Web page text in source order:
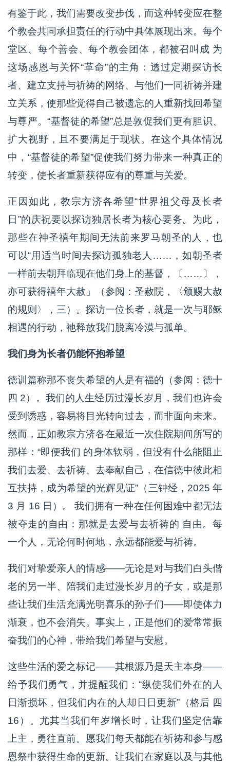
有鉴于此，我们需要改变步伐，而这种转变应在整
个教会共同承担责任的行动中具体展现出来。每个
堂区、每个善会、每个教会团体，都被召叫成 为
这场感恩与关怀“革命”的主角：透过定期探访长
者、建立支持与祈祷的网络、与他们一同祈祷并建
立关系，使那些觉得自己被遗忘的人重新找回希望
与尊严。“基督徒的希望”总是敦促我们更有胆识、
扩大视野，且不要满足于现状。在这个具体情况
中，“基督徒的希望”促使我们努力带来一种真正的
转变，使长者重新获得应有的尊重与关爱。
正因如此，教宗方济各希望“世界祖父母及长者
日”的庆祝要以探访独居长者为核心要务。为此，
那些在神圣禧年期间无法前来罗马朝圣的人，也
可以“用适当时间去探访孤独老人……，如朝圣者
一样前去朝拜临现在他们身上的基督，〔……〕，
亦可获得禧年大赦」（参阅：圣赦院，〈颁赐大赦
的规则〉，三）。探访一位长者，就是一次与耶稣
相遇的行动，祂释放我们脱离冷漠与孤单。
我们身为长者仍能怀抱希望
德训篇称那不丧失希望的人是有福的（参阅：德十
四 2）。我们的人生经历过漫长岁月，我们也许会
受到诱惑，容易将目光转向过去，而非面向未来。
然而，正如教宗方济各在最近一次住院期间所写的
那样：“即便我们 的身体软弱，但没有什么能阻止
我们去爱、去祈祷、去奉献自己，在信德中彼此相
互扶持，成为希望的光辉见证”（三钟经，2025 年
3 月 16 日）。 我们拥有一种在任何困难中都无法
被夺走的自由：那就是去爱与去祈祷的 自由。每
一个人，无论何时何地，永远都能爱与祈祷。
我们对挚爱亲人的情感——无论是对与我们白头偕
老的另一半、陪我们走过漫长岁月的子女，或是那
些让我们生活充满光明喜乐的孙子们——即使体力
渐衰，也不会消失。事实上，正是他们的爱常常振
奋我们的心神，带给我们希望与安慰。
这些生活的爱之标记——其根源乃是天主本身——
给予我们勇气，并提醒我们：“纵使我们外在的人
日渐损坏，但我们内在的人却日日更新”（格后 四
16）。尤其当我们年岁增长时，让我们坚定信靠
上主，勇往直前。愿我们每天都能在祈祷和参与感
恩祭中获得生命的更新。让我们在家庭以及与其他